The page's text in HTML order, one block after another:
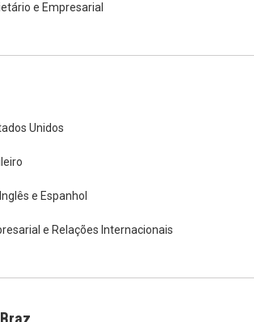
e Empresarial
Unidos
e Espanhol
e Relações Internacionais